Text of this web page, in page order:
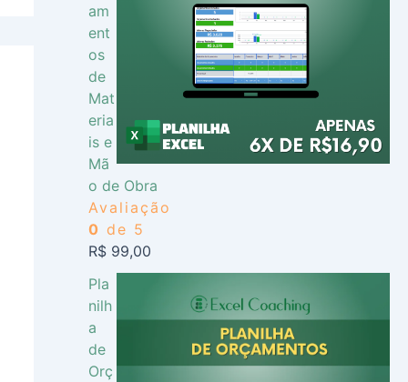
am
ent
os
de
Mat
eria
is e
Mã
o de Obra
Avaliação
0 de 5
R$99,00
Pla
nilh
a
de
Orç